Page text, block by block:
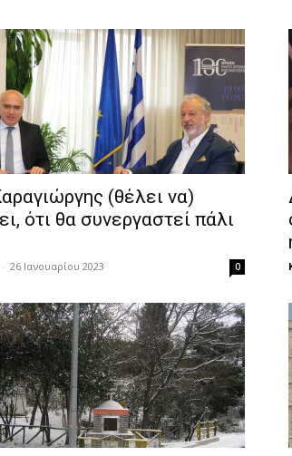
(θέλει να)
ότι θα συνεργαστεί πάλι
- 26 Ιανουαρίου 2023 0